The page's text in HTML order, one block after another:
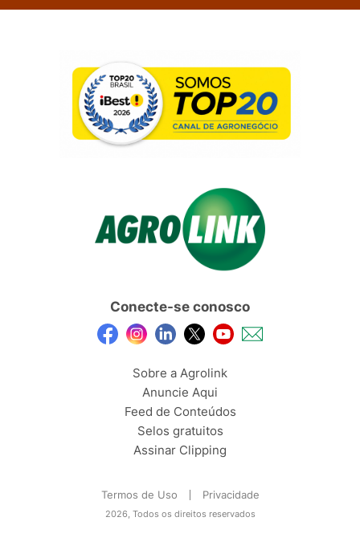
Conecte-se conosco
Sobre a Agrolink
Anuncie Aqui
Feed de Conteúdos
Selos gratuitos
Assinar Clipping
Termos de Uso Privacidade
2026, Todos os direitos reservados